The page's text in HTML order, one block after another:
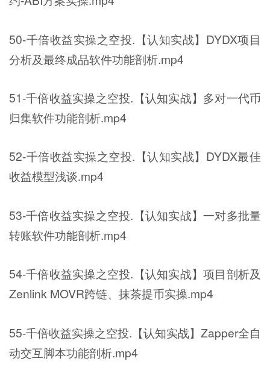
50-千倍收益实操之空投.【认知实战】DYDX项目
分析及最终成品软件功能剖析.mp4
51-千倍收益实操之空投.【认知实战】多对一代币
归集软件功能剖析.mp4
52-千倍收益实操之空投.【认知实战】DYDX最佳
收益模型浅谈.mp4
53-千倍收益实操之空投.【认知实战】一对多批量
转账软件功能剖析.mp4
54-千倍收益实操之空投.【认知实战】项目剖析及
Zenlink MOVR跨链、抹茶提币实操.mp4
55-千倍收益实操之空投.【认知实战】Zapper全自
动交互脚本功能剖析.mp4